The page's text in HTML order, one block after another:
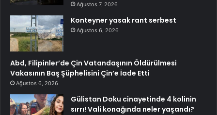
Ağustos 7, 2026
Konteyner yasak rant serbest
Ağustos 6, 2026
Abd, Filipinler’de Çin Vatandaşının Öldürülmesi
Vakasının Baş Şüphelisini Çin’e İade Etti
Ağustos 6, 2026
Gülistan Doku cinayetinde 4 kolinin
sırrı! Vali konağında neler yaşandı?